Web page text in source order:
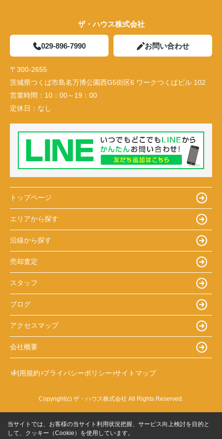
ザ・ハウス株式会社
029-896-7990 お問い合わせ
〒300-2655
茨城県つくば市島名万博公園西G5街区6 ワークつくばビル 102
営業時間： 10：00～19：00
定休日： なし
トップページ
エリアから探す
沿線から探す
売却査定
スタッフ
ブログ
アクセスマップ
会社概要
利用規約 プライバシーポリシー サイトマップ
Copyright(c) ザ・ハウス株式会社 All Rights Reserved.
当サイトでは、お客様の当サイト利用状況把握、サービス向上検討を目的と
して、クッキー（Cookie）を使用しています。